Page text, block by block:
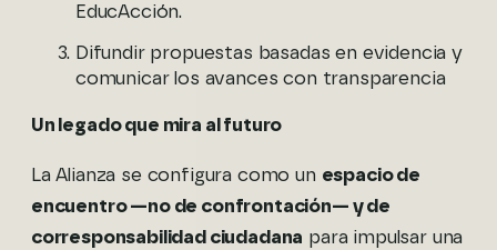
EducAcción.
Difundir propuestas basadas en evidencia y
comunicar los avances con transparencia
Un legado que mira al futuro
La Alianza se configura como un espacio de
encuentro —no de confrontación— y de
corresponsabilidad ciudadana para impulsar una